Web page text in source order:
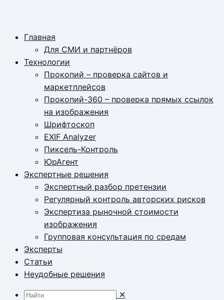
Главная
Для СМИ и партнёров
Технологии
Прокопий – проверка сайтов и
маркетплейсов
Прокопий-360 – проверка прямых ссылок
на изображения
Шрифтоскоп
EXIF Analyzer
Пиксель-Контроль
ЮрАгент
Экспертные решения
Экспертный разбор претензии
Регулярный контроль авторских рисков
Экспертиза рыночной стоимости
изображения
Групповая консультация по средам
Эксперты
Статьи
Неудобные решения
✕